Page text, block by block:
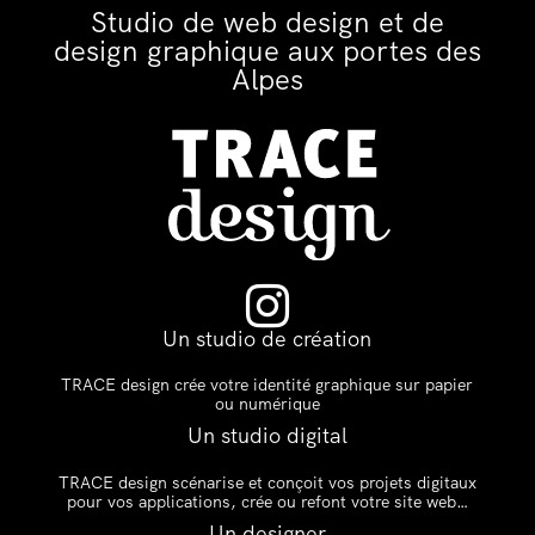
Studio de web design et de
design graphique aux portes des
Alpes

Un studio de création
TRACE design crée votre identité graphique sur papier
ou numérique
Un studio digital
TRACE design scénarise et conçoit vos projets digitaux
pour vos applications, crée ou refont votre site web…